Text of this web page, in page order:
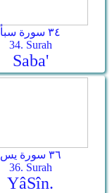
٣٤ سورة سبأ
34. Surah
Saba'
٣٦ سورة يس
36. Surah
Yâ­Sîn.